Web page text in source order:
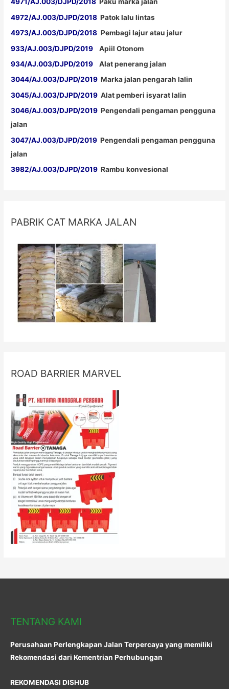
4971/AJ.003/DJPD/2018 Paku marka jalan
4972/AJ.003/DJPD/2018 Patok lalu lintas
4973/AJ.003/DJPD/2018 Pembagi lajur atau jalur
933/AJ.003/DJPD/2019 Apiil Otonom
934/AJ.003/DJPD/2019 Alat penerang jalan
3044/AJ.003/DJPD/2019 Marka jalan pengarah lalin
3045/AJ.003/DJPD/2019 Alat pemberi isyarat lalin
3046/AJ.003/DJPD/2019 Pengendali pengaman pengguna
jalan
3047/AJ.003/DJPD/2019 Pengendali pengaman pengguna
jalan
3982/AJ.003/DJPD/2019 Rambu konvesional
PABRIK CAT MARKA JALAN
ROAD BARRIER MARVEL
TENTANG KAMI
Perusahaan Perlengkapan Jalan Terpercaya yang memiliki
Rekomendasi dari Kementrian Perhubungan
REKOMENDASI DISHUB